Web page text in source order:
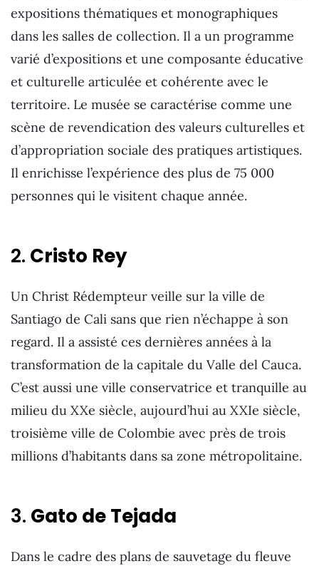
expositions thématiques et monographiques
dans les salles de collection. Il a un programme
varié d’expositions et une composante éducative
et culturelle articulée et cohérente avec le
territoire. Le musée se caractérise comme une
scène de revendication des valeurs culturelles et
d’appropriation sociale des pratiques artistiques.
Il enrichisse l’expérience des plus de 75 000
personnes qui le visitent chaque année.
2. Cristo Rey
Un Christ Rédempteur veille sur la ville de
Santiago de Cali sans que rien n’échappe à son
regard. Il a assisté ces dernières années à la
transformation de la capitale du Valle del Cauca.
C’est aussi une ville conservatrice et tranquille au
milieu du XXe siècle, aujourd’hui au XXIe siècle,
troisième ville de Colombie avec près de trois
millions d’habitants dans sa zone métropolitaine.
3. Gato de Tejada
Dans le cadre des plans de sauvetage du fleuve